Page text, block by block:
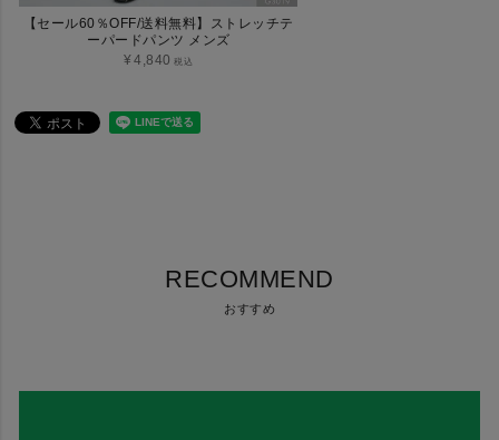
【セール60％OFF/送料無料】ストレッチテ
ーパードパンツ メンズ
¥4,840 税込
RECOMMEND
おすすめ